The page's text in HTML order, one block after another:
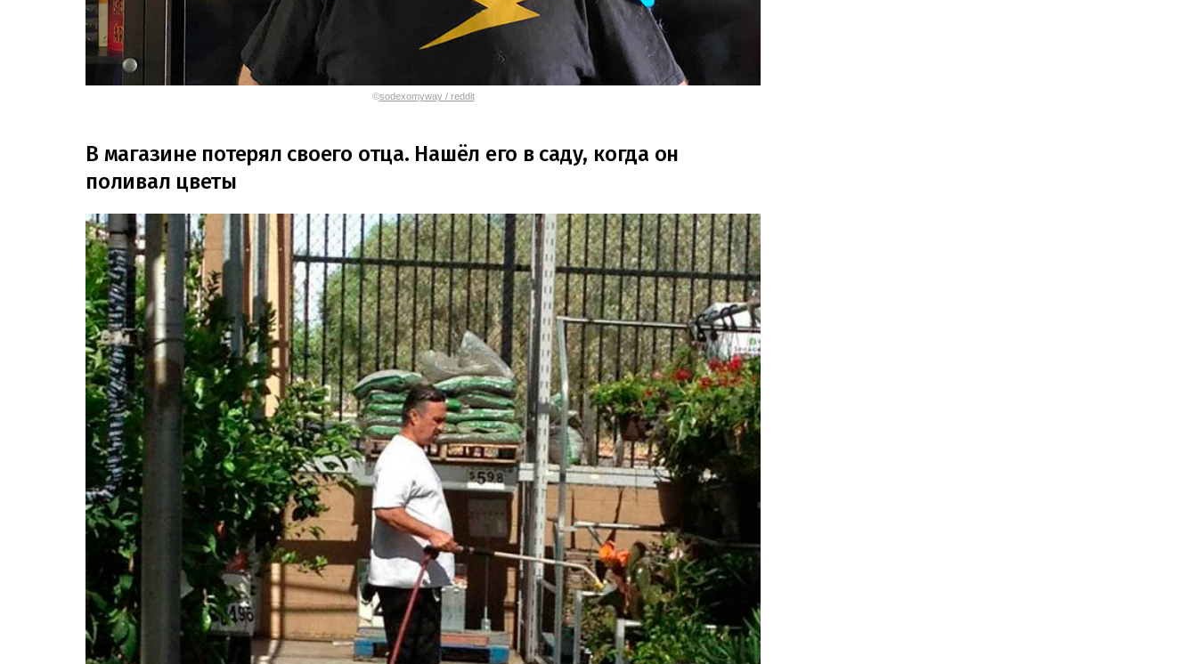
©sodexomyway / reddit
В магазине потерял своего отца. Нашёл его в саду, когда он
поливал цветы